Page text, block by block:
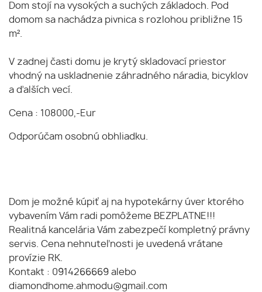
Dom stojí na vysokých a suchých základoch. Pod
domom sa nachádza pivnica s rozlohou približne 15
m².
V zadnej časti domu je krytý skladovací priestor
vhodný na uskladnenie záhradného náradia, bicyklov
a ďalších vecí.
Cena : 108000,-Eur
Odporúčam osobnú obhliadku.
Dom je možné kúpiť aj na hypotekárny úver ktorého
vybavením Vám radi pomôžeme BEZPLATNE!!!
Realitná kancelária Vám zabezpečí kompletný právny
servis. Cena nehnuteľnosti je uvedená vrátane
provízie RK.
Kontakt : 0914266669 alebo
diamondhome.ahmodu@gmail.com